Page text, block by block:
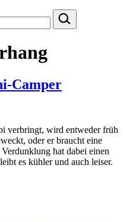
Camper
verbringt, wird entweder früh
oder er braucht eine
hat dabei einen
es kühler und auch leiser.